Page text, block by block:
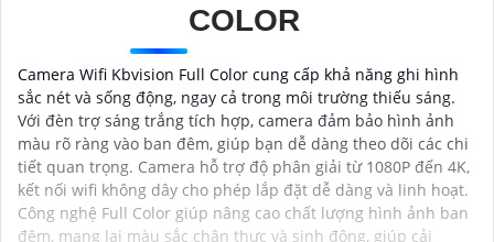
COLOR
Camera Wifi Kbvision Full Color cung cấp khả năng ghi hình
sắc nét và sống động, ngay cả trong môi trường thiếu sáng.
Với đèn trợ sáng trắng tích hợp, camera đảm bảo hình ảnh
màu rõ ràng vào ban đêm, giúp bạn dễ dàng theo dõi các chi
tiết quan trọng. Camera hỗ trợ độ phân giải từ 1080P đến 4K,
kết nối wifi không dây cho phép lắp đặt dễ dàng và linh hoạt.
Công nghệ Full Color giúp nâng cao chất lượng hình ảnh ban
đêm, mang lại màu sắc chân thực và sinh động, giúp cải